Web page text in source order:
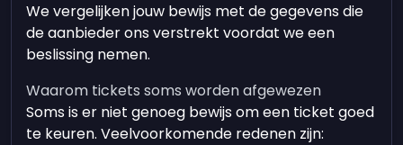
We vergelijken jouw bewijs met de gegevens die
de aanbieder ons verstrekt voordat we een
beslissing nemen.
Waarom tickets soms worden afgewezen
Soms is er niet genoeg bewijs om een ticket goed
te keuren. Veelvoorkomende redenen zijn: